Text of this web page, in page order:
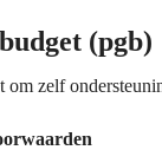
(pgb)
zelf